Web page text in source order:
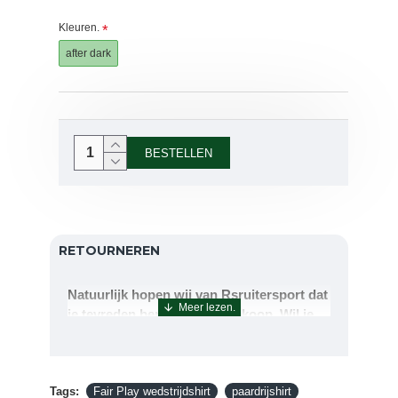
Kleuren.
after dark
BESTELLEN
RETOURNEREN
Natuurlijk hopen wij van Rsruitersport dat
je tevreden bent met uw aankoop. Wil je
terug sturen naar : Rsruitersport
Tags: Fair Play wedstrijdshirt
paardrijshirt